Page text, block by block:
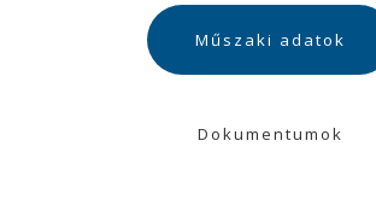
Műszaki adatok
Dokumentumok